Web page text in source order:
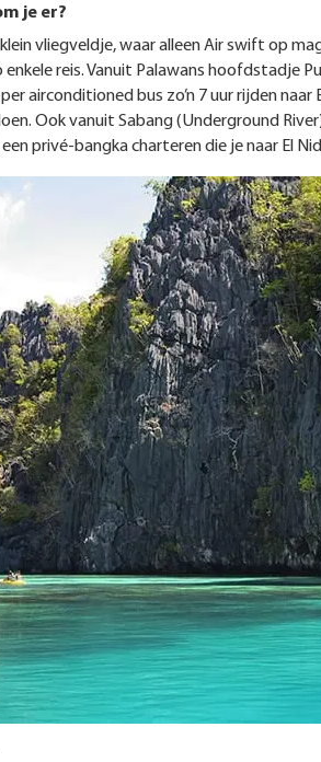
je er?
vliegveldje, waar alleen Air swift op
enkele reis. Vanuit Palawans hoofdstadje
airconditioned bus zo’n 7 uur rijden naar
Ook vanuit Sabang (Underground
privé-bangka charteren die je naar El